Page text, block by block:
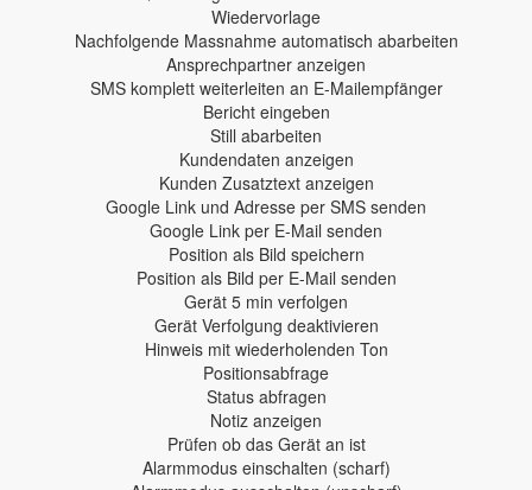
Wiedervorlage
Nachfolgende Massnahme automatisch abarbeiten
Ansprechpartner anzeigen
SMS komplett weiterleiten an E-Mailempfänger
Bericht eingeben
Still abarbeiten
Kundendaten anzeigen
Kunden Zusatztext anzeigen
Google Link und Adresse per SMS senden
Google Link per E-Mail senden
Position als Bild speichern
Position als Bild per E-Mail senden
Gerät 5 min verfolgen
Gerät Verfolgung deaktivieren
Hinweis mit wiederholenden Ton
Positionsabfrage
Status abfragen
Notiz anzeigen
Prüfen ob das Gerät an ist
Alarmmodus einschalten (scharf)